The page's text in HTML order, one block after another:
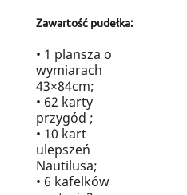
Zawartość pudełka:
• 1 plansza o
wymiarach
43×84cm;
• 62 karty
przygód ;
• 10 kart
ulepszeń
Nautilusa;
• 6 kafelków